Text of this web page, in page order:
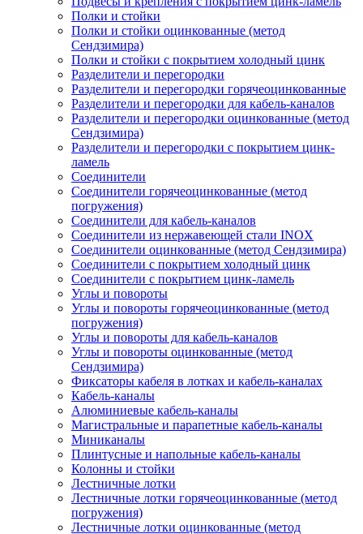
Полки и стойки
Полки и стойки оцинкованные (метод
Сендзимира)
Полки и стойки с покрытием холодный цинк
Разделители и перегородки
Разделители и перегородки горячеоцинкованные
Разделители и перегородки для кабель-каналов
Разделители и перегородки оцинкованные (метод
Сендзимира)
Разделители и перегородки с покрытием цинк-
ламель
Соединители
Соединители горячеоцинкованные (метод
погружения)
Соединители для кабель-каналов
Соединители из нержавеющей стали INOX
Соединители оцинкованные (метод Сендзимира)
Соединители с покрытием холодный цинк
Соединители с покрытием цинк-ламель
Углы и повороты
Углы и повороты горячеоцинкованные (метод
погружения)
Углы и повороты для кабель-каналов
Углы и повороты оцинкованные (метод
Сендзимира)
Фиксаторы кабеля в лотках и кабель-каналах
Кабель-каналы
Алюминиевые кабель-каналы
Магистральные и парапетные кабель-каналы
Миниканалы
Плинтусные и напольные кабель-каналы
Колонны и стойки
Лестничные лотки
Лестничные лотки горячеоцинкованные (метод
погружения)
Лестничные лотки оцинкованные (метод